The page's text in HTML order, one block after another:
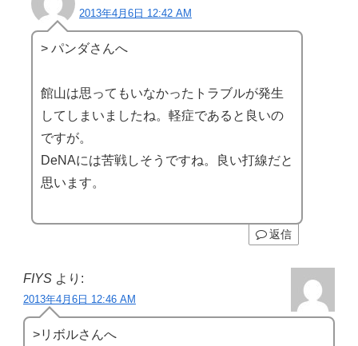
2013年4月6日 12:42 AM
> パンダさんへ
館山は思ってもいなかったトラブルが発生
してしまいましたね。軽症であると良いの
ですが。
DeNAには苦戦しそうですね。良い打線だと
思います。
返信
FIYS より:
2013年4月6日 12:46 AM
>リボルさんへ